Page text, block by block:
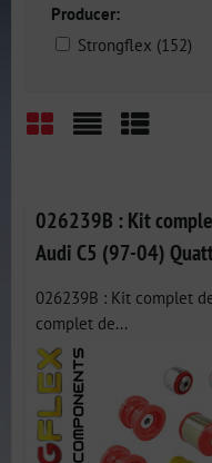
Producer:
Strongflex (152)
026239B : Kit
Audi C5 (97-04)
026239B : Kit complet
complet de...